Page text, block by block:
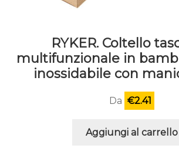
RYKER. Coltello
multifunzionale in
inossidabile con
Da €2.41
Aggiungi al carrello